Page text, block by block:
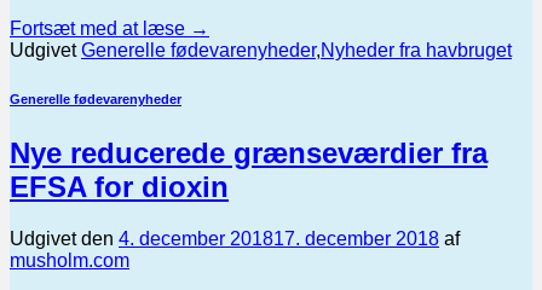
Fortsæt med at læse →
UdgivetGenerelle fødevarenyheder,Nyheder fra havbruget
Generelle fødevarenyheder
Nye reducerede grænseværdier fra
EFSA for dioxin
Udgivet den 4. december 201817. december 2018 af
musholm.com